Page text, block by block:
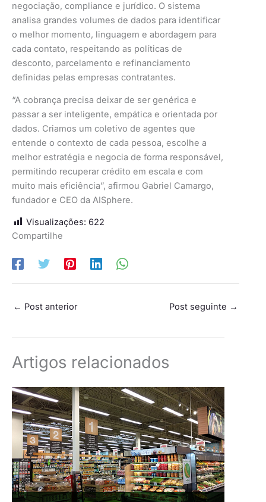
negociação, compliance e jurídico. O sistema
analisa grandes volumes de dados para identificar
o melhor momento, linguagem e abordagem para
cada contato, respeitando as políticas de
desconto, parcelamento e refinanciamento
definidas pelas empresas contratantes.
“A cobrança precisa deixar de ser genérica e
passar a ser inteligente, empática e orientada por
dados. Criamos um coletivo de agentes que
entende o contexto de cada pessoa, escolhe a
melhor estratégia e negocia de forma responsável,
permitindo recuperar crédito em escala e com
muito mais eficiência”, afirmou Gabriel Camargo,
fundador e CEO da AISphere.
Visualizações: 622
Compartilhe
← Post anterior Post seguinte →
Artigos relacionados